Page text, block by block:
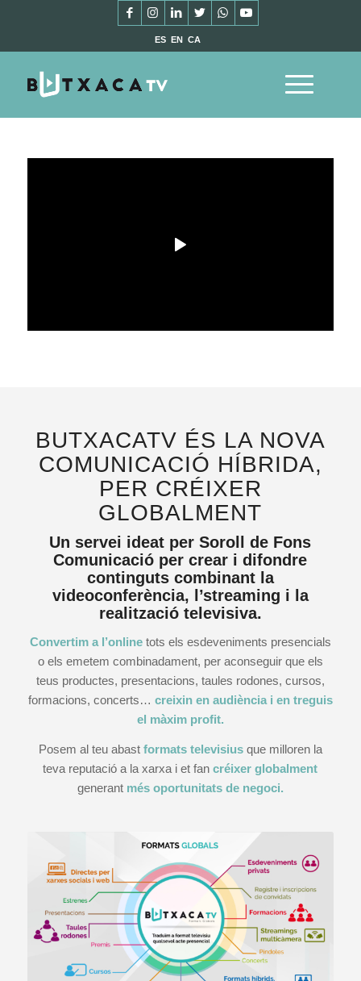
ES EN CA
BUTXACATV ÉS LA NOVA
COMUNICACIÓ HÍBRIDA,
PER CRÉIXER
GLOBALMENT
Un servei ideat perSoroll de Fons
Comunicació per crear i difondre
continguts combinant la
videoconferència, l’streaming i la
realització televisiva.
Convertim a l’onlinetots els esdeveniments presencials
o els emetem combinadament, per aconseguir que els
teus productes, presentacions, taules rodones, cursos,
formacions, concerts… creixin en audiència i en treguis
el màxim profit.
Posem al teu abast formats televisiusque milloren la
teva reputació a la xarxa i et fan créixer globalment
generant més oportunitats de negoci.